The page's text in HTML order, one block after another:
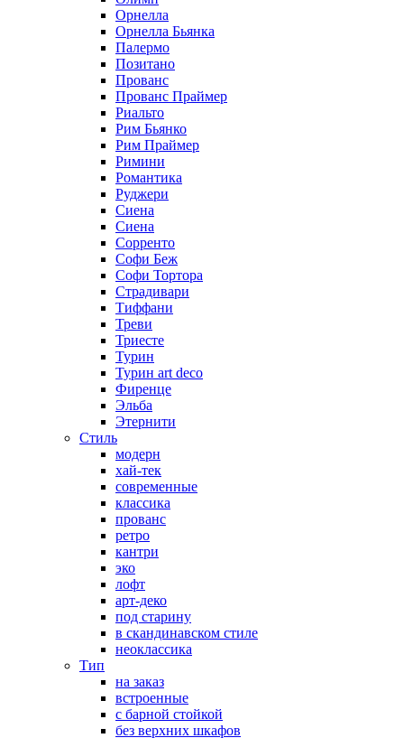
Орнелла
Орнелла Бьянка
Палермо
Позитано
Прованс
Прованс Праймер
Риальто
Рим Бьянко
Рим Праймер
Римини
Романтика
Руджери
Сиена
Сиена
Сорренто
Софи Беж
Софи Тортора
Страдивари
Тиффани
Треви
Триесте
Турин
Турин art deco
Фиренце
Эльба
Этернити
Стиль
модерн
хай-тек
современные
классика
прованс
ретро
кантри
эко
лофт
арт-деко
под старину
в скандинавском стиле
неоклассика
Тип
на заказ
встроенные
с барной стойкой
без верхних шкафов